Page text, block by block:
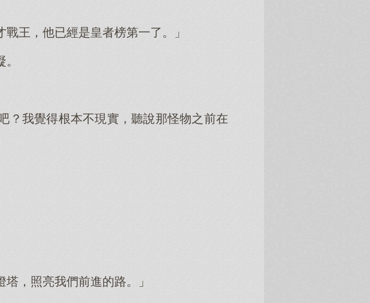
王，他已經是皇者榜第一了。」
？我覺得根本不現實，聽說那怪物之前在
，照亮我們前進的路。」